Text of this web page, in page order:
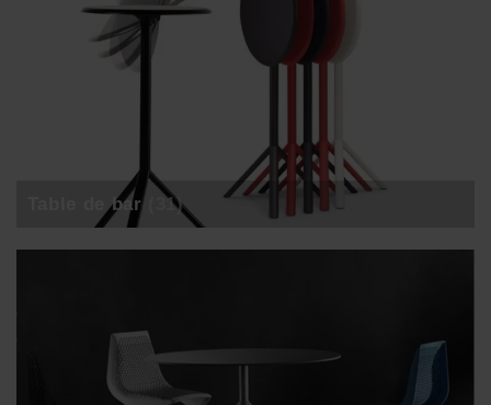
Table de bar (31)